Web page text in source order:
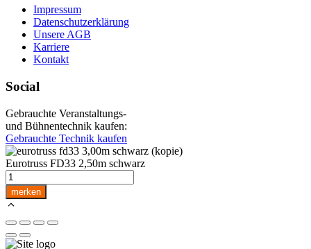
Impressum
Datenschutzerklärung
Unsere AGB
Karriere
Kontakt
Social
Gebrauchte Veranstaltungs-
und Bühnentechnik kaufen:
Gebrauchte Technik kaufen
Eurotruss FD33 2,50m schwarz
Eurotruss
FD33
2,50m
Menge
merken